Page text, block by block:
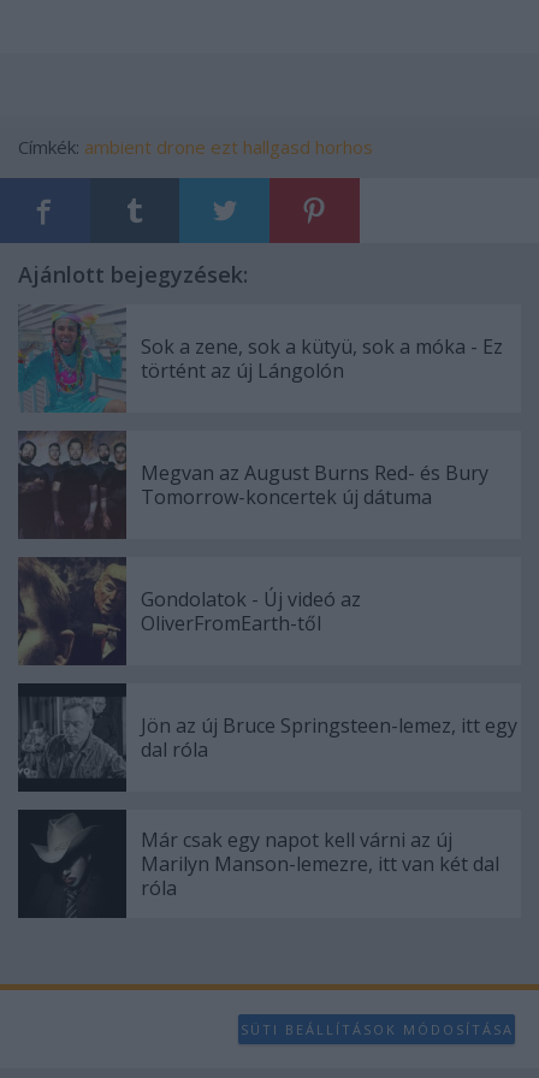
Címkék: ambient drone ezt hallgasd horhos
Ajánlott bejegyzések:
Sok a zene, sok a kütyü, sok a móka - Ez
történt az új Lángolón
Megvan az August Burns Red- és Bury
Tomorrow-koncertek új dátuma
Gondolatok - Új videó az
OliverFromEarth-től
Jön az új Bruce Springsteen-lemez, itt egy
dal róla
Már csak egy napot kell várni az új
Marilyn Manson-lemezre, itt van két dal
róla
SÜTI BEÁLLÍTÁSOK MÓDOSÍTÁSA